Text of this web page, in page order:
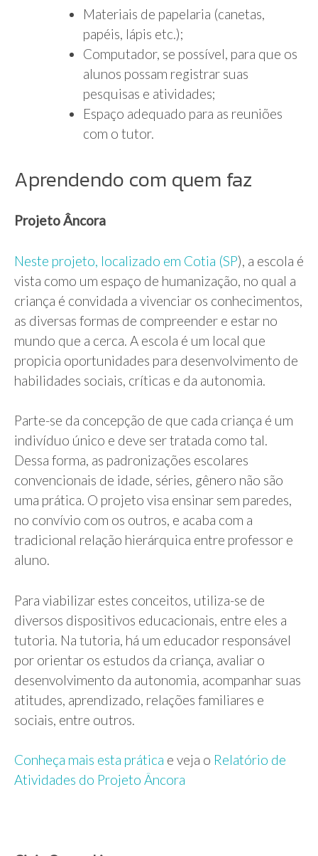
Materiais de papelaria (canetas,
papéis, lápis etc.);
Computador, se possível, para que os
alunos possam registrar suas
pesquisas e atividades;
Espaço adequado para as reuniões
com o tutor.
Aprendendo com quem faz
Projeto Âncora
Neste projeto, localizado em Cotia (SP), a escola é
vista como um espaço de humanização, no qual a
criança é convidada a vivenciar os conhecimentos,
as diversas formas de compreender e estar no
mundo que a cerca. A escola é um local que
propicia oportunidades para desenvolvimento de
habilidades sociais, críticas e da autonomia.
Parte-se da concepção de que cada criança é um
indivíduo único e deve ser tratada como tal.
Dessa forma, as padronizações escolares
convencionais de idade, séries, gênero não são
uma prática. O projeto visa ensinar sem paredes,
no convívio com os outros, e acaba com a
tradicional relação hierárquica entre professor e
aluno.
Para viabilizar estes conceitos, utiliza-se de
diversos dispositivos educacionais, entre eles a
tutoria. Na tutoria, há um educador responsável
por orientar os estudos da criança, avaliar o
desenvolvimento da autonomia, acompanhar suas
atitudes, aprendizado, relações familiares e
sociais, entre outros.
Conheça mais esta prática e veja o Relatório de
Atividades do Projeto Âncora